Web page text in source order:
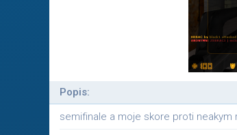
Popis:
semifinale a moje skore proti neakym